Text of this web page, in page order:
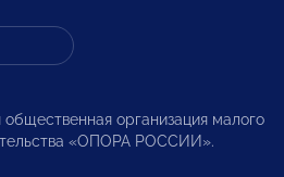
организация малого
«ОПОРА РОССИИ».